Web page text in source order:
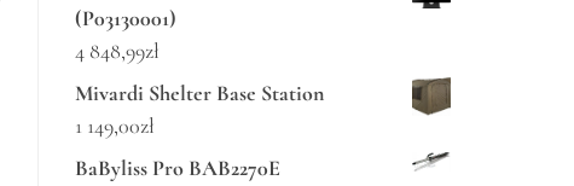
(P03130001)
4 848,99zł
Mivardi Shelter Base Station
1 149,00zł
BaByliss Pro BAB2270E